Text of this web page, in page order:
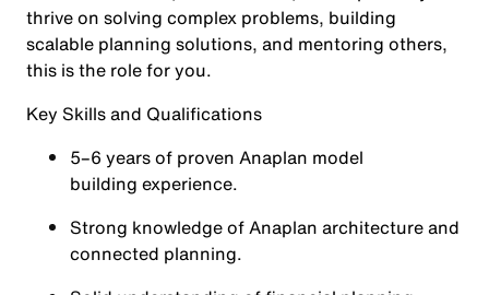
thrive on solving complex problems, building
scalable planning solutions, and mentoring others,
this is the role for you.
Key Skills and Qualifications
5–6 years of proven Anaplan model
building experience.
Strong knowledge of Anaplan architecture and
connected planning.